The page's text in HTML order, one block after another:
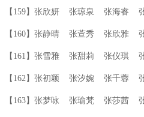
【159】张欣妍 张琼泉 张海睿
【160】张静晴 张萱秀 张欣雅
【161】张雪雅 张甜莉 张仪琪
【162】张初颖 张汐婉 张千蓉
【163】张梦咏 张瑜梵 张莎茜